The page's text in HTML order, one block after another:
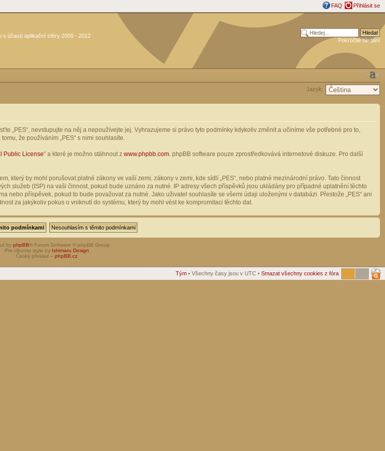
FAQ Přihlásit se
s účastí aplikační sféry 2009 - 2012
Pokročilé hledání
Jazyk:
„PES“, nevstupujte na něj a nepoužívejte jej. Vyhrazujeme si právo tyto podmínky kdykoliv změnit a učiníme vše potřebné pro to,
že používáním „PES“ s nimi souhlasíte.
Public License“ a které je možno stáhnout z www.phpbb.com . phpBB software pouze zprostředkovává internetové diskuze. Pro další
který by mohl porušovat platné zákony ve vaší zemi, zákony v zemi, kde sídlí „PES“, nebo platné mezinárodní právo. Tato činnost
služeb (ISP) na vaši činnost, pokud bude uznáno za nutné. IP adresy všech příspěvků jsou ukládány pro případné uplatnění těchto
nebo příspěvek, pokud to bude považovat za nutné. Jako uživatel souhlasíte se všemi údaji uloženými v databázi. Přestože „PES“ ani
za jakýkoliv pokus o vniknutí do systému, který by mohl vést ke kompromitaci těchto dat.
by phpBB® Forum Software © phpBB Group
Pro Ubuntu style by Ishimaru Design
Český překlad – phpBB.cz
Tým • Všechny časy jsou v UTC • Smazat všechny cookies z fóra